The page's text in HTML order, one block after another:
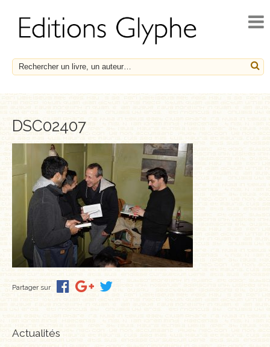
ACTUALITÉS
NOUVEAUTÉS
À PARAÎTRE
HISTOIRE ET SOCIÉTÉ
ESSAIS
LE FRANÇAIS EN HÉRITAGE
SOCIÉTÉ, HISTOIRE ET MÉDECINE
BIOGRAPHIES
POLARS ET THRILLERS
DSC02407
Partager sur
Actualités